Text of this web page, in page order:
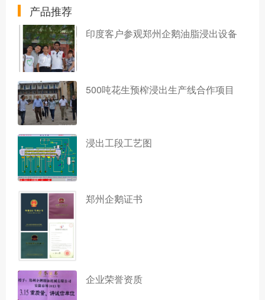
产品推荐
印度客户参观郑州企鹅油脂浸出设备
500吨花生预榨浸出生产线合作项目
浸出工段工艺图
郑州企鹅证书
企业荣誉资质